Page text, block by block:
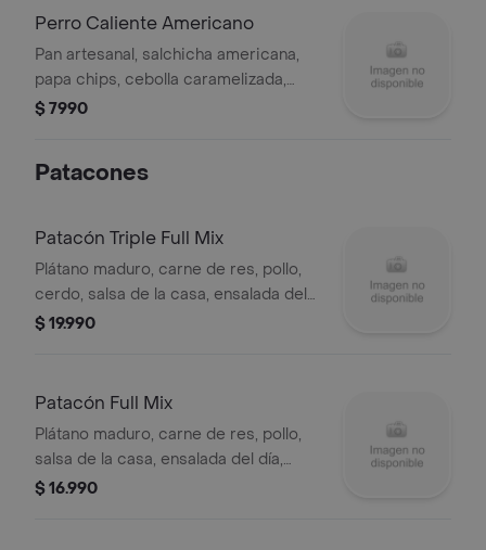
Perro Caliente Americano
Pan artesanal, salchicha americana,
papa chips, cebolla caramelizada,
tocineta, queso y salsas de la casa.
$ 7990
Patacones
Patacón Triple Full Mix
Plátano maduro, carne de res, pollo,
cerdo, salsa de la casa, ensalada del
día, costilla ahumada, chorizo,
$ 19.990
Patacón Full Mix
Plátano maduro, carne de res, pollo,
salsa de la casa, ensalada del día,
costilla ahumada, chorizo, salchicha,
$ 16.990